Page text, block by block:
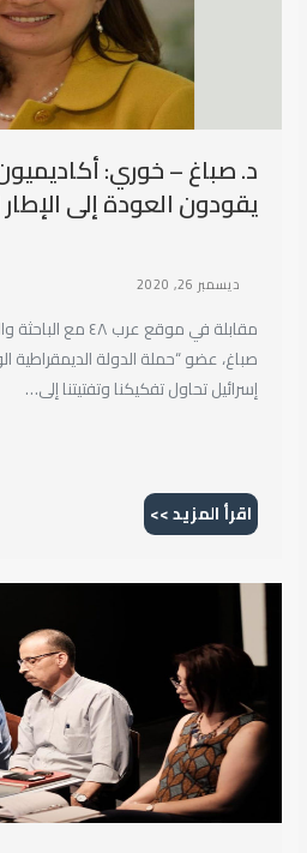
د. صباغ – خوري:
يقودون العودة إلى الإطار
ديسمبر 26, 2020
مقابلة في موقع عرب
صباغ، عضو “حملة الدولة الديمقراطية
إسرائيل تحاول تفكيكنا وتفتيتنا إلى…
اقرأ المزيد >>